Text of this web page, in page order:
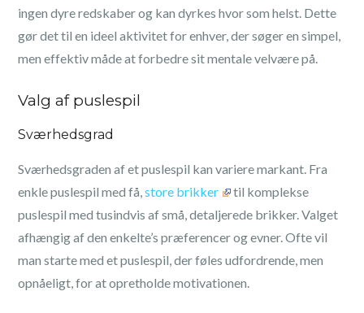
ingen dyre redskaber og kan dyrkes hvor som helst. Dette
gør det til en ideel aktivitet for enhver, der søger en simpel,
men effektiv måde at forbedre sit mentale velvære på.
Valg af puslespil
Sværhedsgrad
Sværhedsgraden af et puslespil kan variere markant. Fra
enkle puslespil med få,store brikker
til komplekse
puslespil med tusindvis af små, detaljerede brikker. Valget
afhængig af den enkelte’s præferencer og evner. Ofte vil
man starte med et puslespil, der føles udfordrende, men
opnåeligt, for at opretholde motivationen.